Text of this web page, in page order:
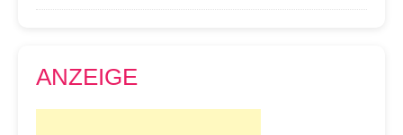
ANZEIGE